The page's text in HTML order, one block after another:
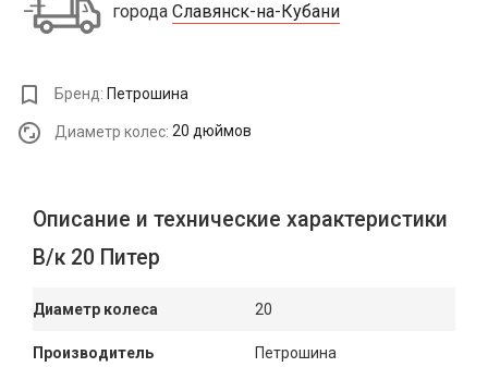
города Славянск-на-Кубани
Бренд: Петрошина
Диаметр колес: 20 дюймов
Описание и технические характеристики
В/к 20 Питер
Диаметр колеса 20
Производитель Петрошина